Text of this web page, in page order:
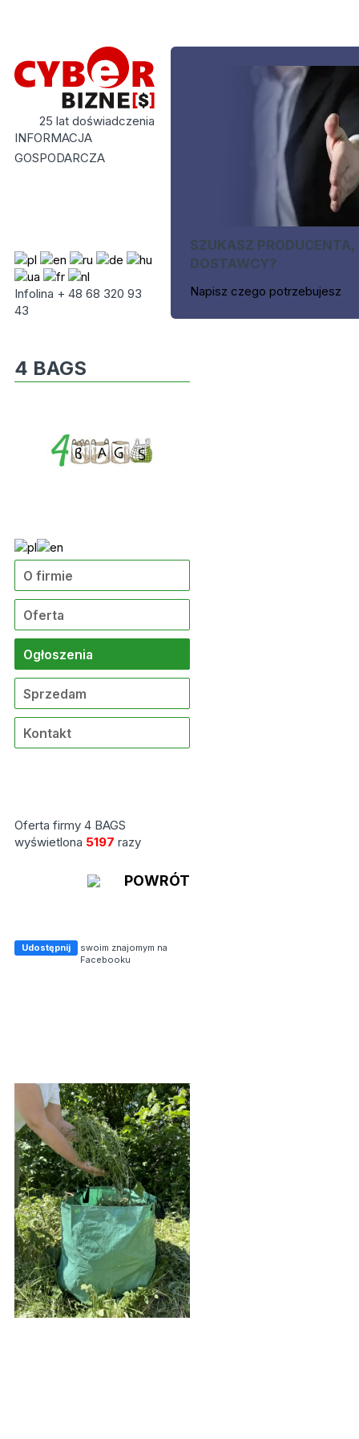
25 lat doświadczenia
INFORMACJA
GOSPODARCZA
Infolina + 48 68 320 93
43
SZUKASZ PRODUCENTA,
DOSTAWCY?
Napisz czego potrzebujesz
4 BAGS
O firmie
Oferta
Ogłoszenia
Sprzedam
Kontakt
Oferta firmy 4 BAGS
wyświetlona 5197 razy
POWRÓT
Udostępnij
swoim znajomym na
Facebooku